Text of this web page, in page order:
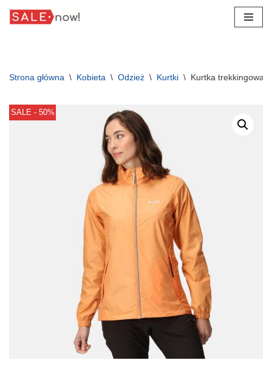
Strona główna \ Kobieta \ Odzież \ Kurtki \ Kurtka trekkingowa
SALE - 50%